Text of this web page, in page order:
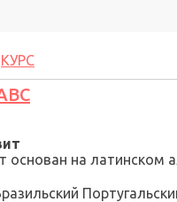
КУРС
основан на латинском